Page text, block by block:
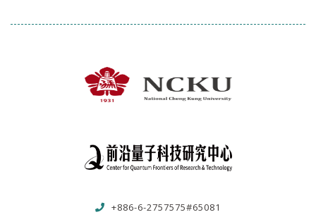
+886-6-2757575#65081